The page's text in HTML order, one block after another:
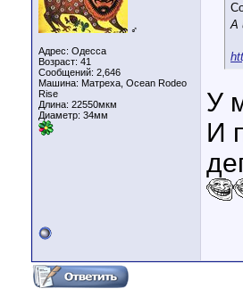
♂
Адрес: Одесса
Возраст: 41
Сообщений: 2,646
Машина: Матреха, Ocean Rodeo
Rise
Длина: 22550мкм
Диаметр: 34мм
А
У
И